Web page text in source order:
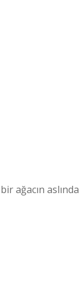
ağacın aslında